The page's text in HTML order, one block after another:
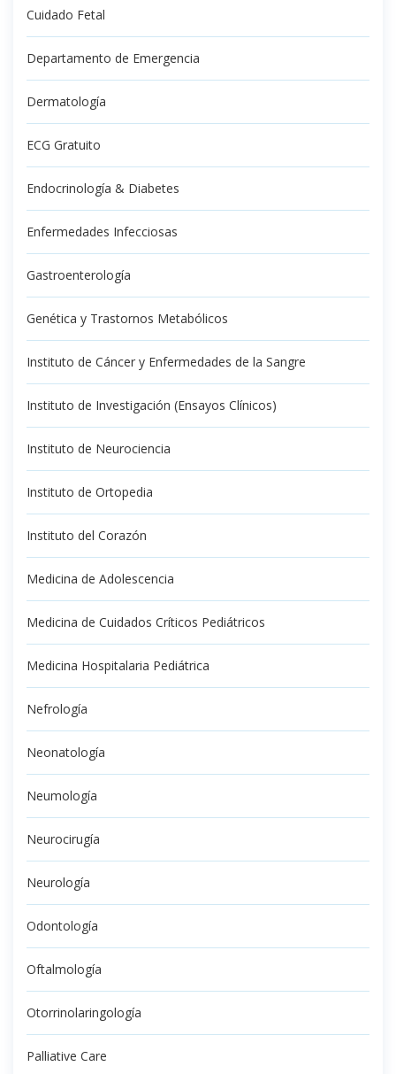
Cuidado Fetal
Departamento de Emergencia
Dermatología
ECG Gratuito
Endocrinología & Diabetes
Enfermedades Infecciosas
Gastroenterología
Genética y Trastornos Metabólicos
Instituto de Cáncer y Enfermedades de la Sangre
Instituto de Investigación (Ensayos Clínicos)
Instituto de Neurociencia
Instituto de Ortopedia
Instituto del Corazón
Medicina de Adolescencia
Medicina de Cuidados Críticos Pediátricos
Medicina Hospitalaria Pediátrica
Nefrología
Neonatología
Neumología
Neurocirugía
Neurología
Odontología
Oftalmología
Otorrinolaringología
Palliative Care